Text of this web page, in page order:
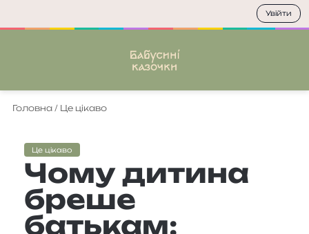
Головна / Це цікаво
Це цікаво
Чому дитина
бреше
батькам:
Увійти